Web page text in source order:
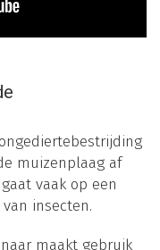
muizenplaag af
gaat vaak op een
insecten.
maakt gebruik